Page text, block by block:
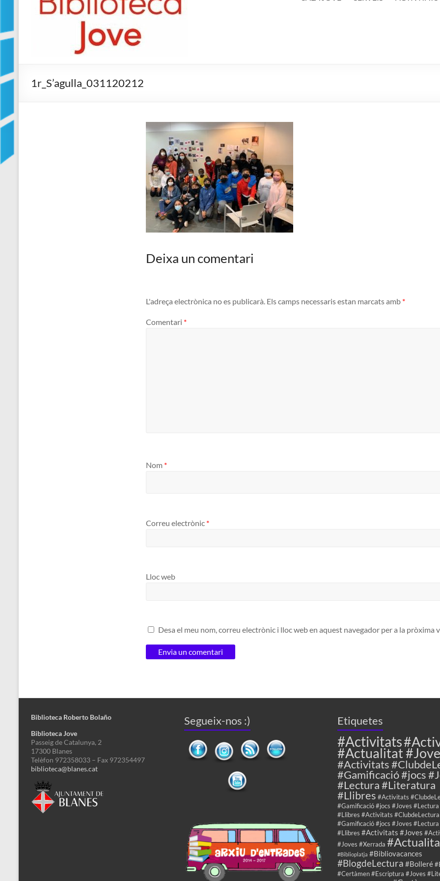
Jove
1r_S’agulla_031120212
Deixa un comentari
L'adreça electrònica no es publicarà. Els camps necessaris estan marcats amb *
Comentari *
Nom *
Correu electrònic *
Lloc web
Desa el meu nom, correu electrònic i lloc web en aquest navegador per a la pròxima
Biblioteca Roberto Bolaño
Biblioteca Jove
Passeig de Catalunya, 2
17300 Blanes
Telèfon 972358033 – Fax 972354497
biblioteca@blanes.cat
Segueix-nos :) Etiquetes
#Activitats
#Actualitat
#Activitats
#Gamificació #jocs
#Lectura #Literatura
#Llibres #Activitats
#Gamificació #jocs #Joves
#Llibres #Activitats #ClubdeLectura
#Gamificació #jocs #Joves
#Llibres #Activitats #Joves
#Joves #Xerrada
#Biblioplatja #Bibliovacances
#BlogdeLectura #Bolleré
#Certàmen #Escriptura #Joves